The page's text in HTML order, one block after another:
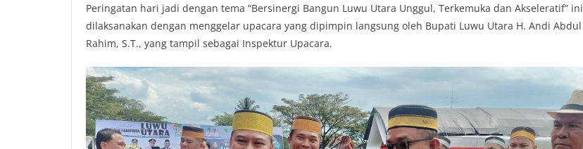
Peringatan hari jadi dengan tema “Bersinergi Bangun Luwu Utara Unggul, Terkemuka dan Akseleratif” ini
dilaksanakan dengan menggelar upacara yang dipimpin langsung oleh Bupati Luwu Utara H. Andi Abdul
Rahim, S.T., yang tampil sebagai Inspektur Upacara.